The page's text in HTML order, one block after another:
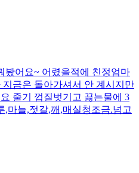
봤어요~ 어렸을적에 친정엄마
금은 돌아가셔서 안 계시지만
줄기 껍질벗기고 끓는물에 3
,마늘,젓갈,깨,매실청조금.넘고